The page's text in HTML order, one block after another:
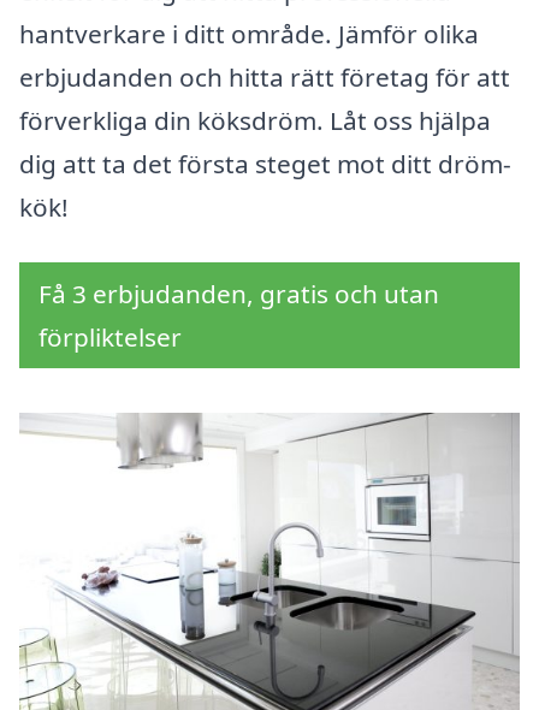
hantverkare i ditt område. Jämför olika
erbjudanden och hitta rätt företag för att
förverkliga din köksdröm. Låt oss hjälpa
dig att ta det första steget mot ditt dröm-
kök!
Få 3 erbjudanden, gratis och utan
förpliktelser